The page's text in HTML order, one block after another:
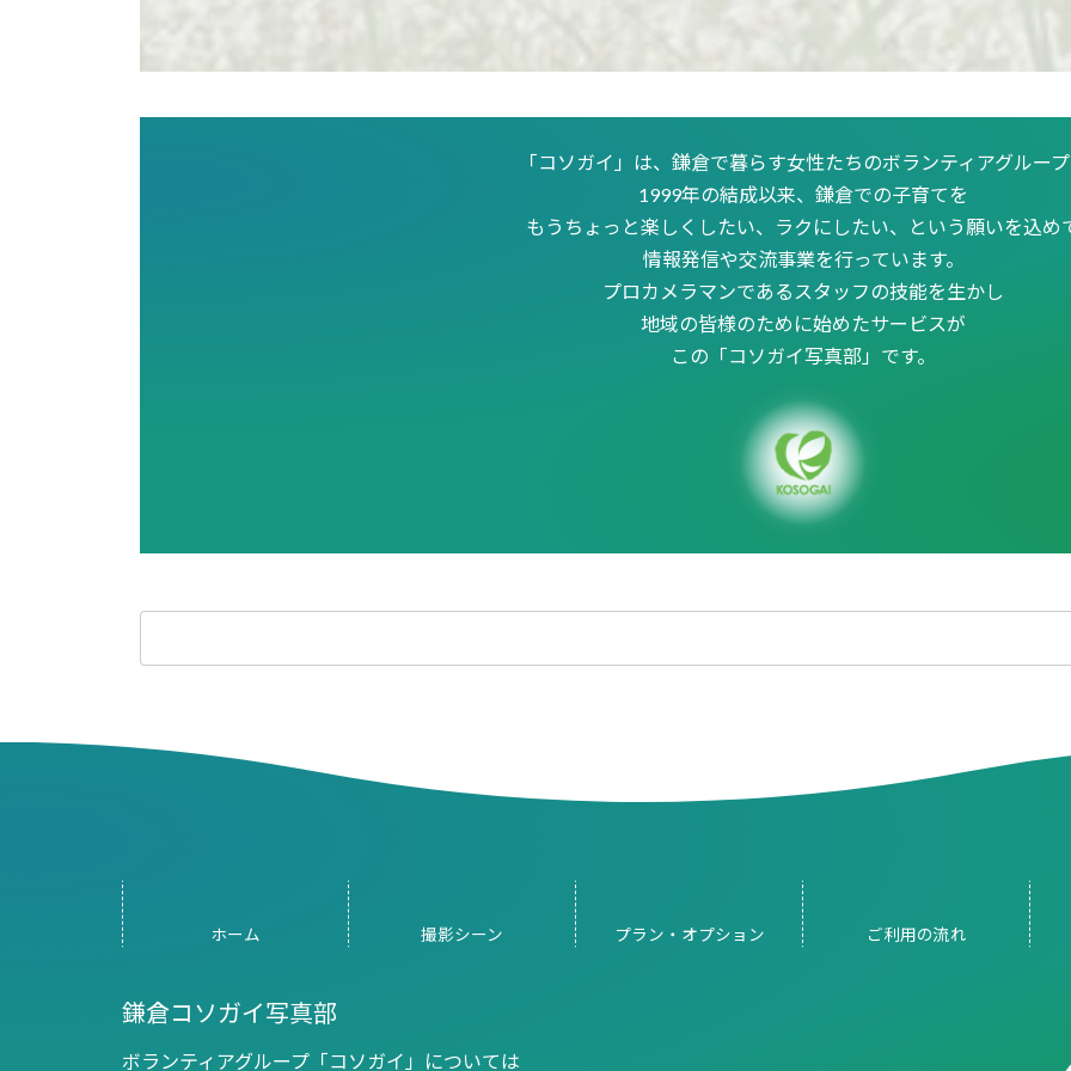
「コソガイ」は、鎌倉で暮らす女性たちのボランティアグルー
1999年の結成以来、鎌倉での子育てを
もうちょっと楽しくしたい、ラクにしたい、
という願いを込め
情報発信や交流事業を行っています。
プロカメラマンであるスタッフの技能を生かし
地域の皆様のために始めたサービスが
この「コソガイ写真部」です。
ホーム 撮影シーン プラン・ オプション ご利用の流れ
鎌倉コソガイ写真部
ボランティアグループ「コソガイ」については